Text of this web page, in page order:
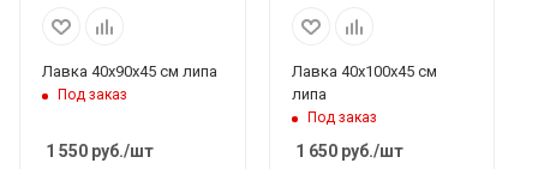
Лавка 40х90х45 см липа
Под заказ
1 550 руб./шт
Лавка 40х100х45 см
липа
Под заказ
1 650руб./шт